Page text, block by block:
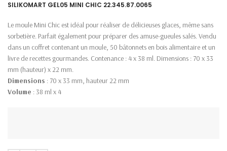
SILIKOMART GEL05 MINI CHIC 22.345.87.0065
Le moule Mini Chic est idéal pour réaliser de délicieuses glaces, même sans
sorbetière. Parfait également pour préparer des amuse-gueules salés. Vendu
dans un coffret contenant un moule, 50 bâtonnets en bois alimentaire et un
livre de recettes gourmandes. Contenance : 4 x 38 ml. Dimensions : 70 x 33
mm (hauteur) x 22 mm.
Dimensions : 70 x 33 mm, hauteur 22 mm
Volume : 38 ml x 4